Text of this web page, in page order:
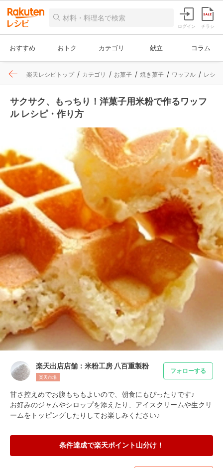
ログイン チラシ
おすすめ おトク カテゴリ 献立 コラム
楽天レシピトップ カテゴリ お菓子 焼き菓子 ワッフル レシ
サクサク、もっちり！洋菓子用米粉で作るワッフ
ル レシピ・作り方
楽天出店店舗：米粉工房 八百重製粉
楽天市場
フォローする
甘さ控えめでお腹もちもよいので、朝食にもぴったりです♪
お好みのジャムやシロップを添えたり、アイスクリームや生クリ
ームをトッピングしたりしてお楽しみください♪
条件達成で楽天ポイント山分け！